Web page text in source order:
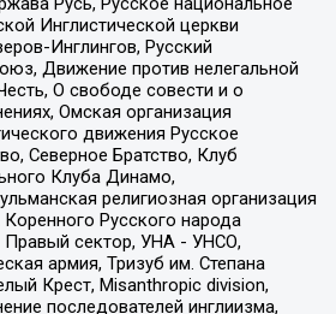
Инглистической церкви
Инглингов, Русский
Движение против нелегальной
О свободе совести и о
Омская организация
движения Русское
Северное Братство, Клуб
Клуба Динамо,
религиозная организация
Русского народа
Правый сектор, УНА - УНСО,
армия, Тризуб им. Степана
Крест, Misanthropic division,
последователей инглиизма,